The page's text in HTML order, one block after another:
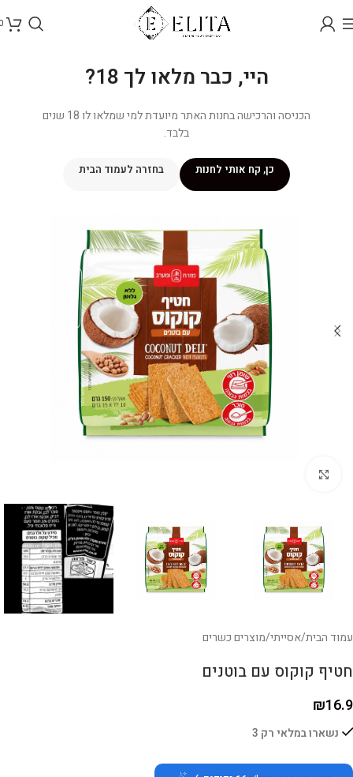
היי, כבר מלאו לך 18?
הכניסה והרכישה בחנות האתר מיועדת למי שמלאו לו 18 שנים
בלבד.
כן, קח אותי לחנות בחזרה לעמוד הבית
עמוד הבית/אסייתי/מוצרים כשרים
חטיף קוקוס עם בוטנים
₪16.9
נשארו במלאי רק 3